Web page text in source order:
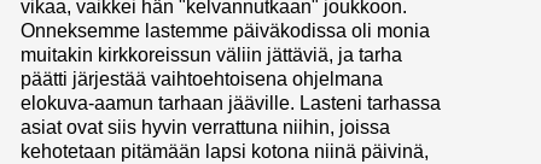
vikaa, vaikkei hän "kelvannutkaan" joukkoon.
Onneksemme lastemme päiväkodissa oli monia
muitakin kirkkoreissun väliin jättäviä, ja tarha
päätti järjestää vaihtoehtoisena ohjelmana
elokuva-aamun tarhaan jääville. Lasteni tarhassa
asiat ovat siis hyvin verrattuna niihin, joissa
kehotetaan pitämään lapsi kotona niinä päivinä,